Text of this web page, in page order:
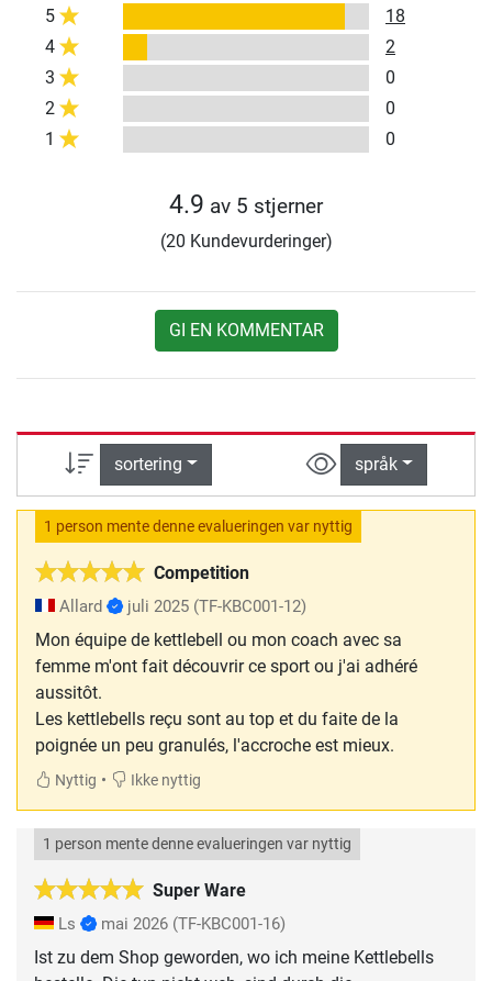
5
18
4
2
3
0
2
0
1
0
4.9 av 5 stjerner
(20 Kundevurderinger)
GI EN KOMMENTAR
sortering språk
Competition
1 person mente denne evalueringen var nyttig
Allard juli 2025 (TF-KBC001-12)
Mon équipe de kettlebell ou mon coach avec sa
femme m'ont fait découvrir ce sport ou j'ai adhéré
aussitôt.
Les kettlebells reçu sont au top et du faite de la
poignée un peu granulés, l'accroche est mieux.
Nyttig • Ikke nyttig
Super Ware
1 person mente denne evalueringen var nyttig
Ls mai 2026 (TF-KBC001-16)
Ist zu dem Shop geworden, wo ich meine Kettlebells